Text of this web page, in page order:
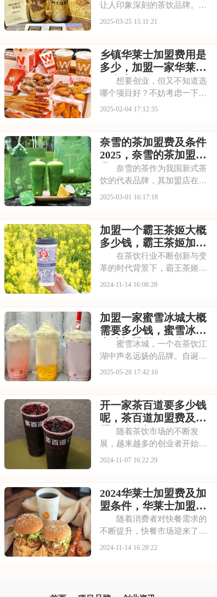
让人印象深刻的茶饮品牌。它
的产品不仅口感独特，而且文
于找不到合适的项目，那么霸
王茶姬的加盟机会不能错过。
本文将为你揭秘霸王茶
2025-03-25 15:11:21
乡镇华莱士加盟费用是
多少，加盟一家华莱士
要多少钱呢
想要创业，但又不知道选
哪个项目好？不妨考虑一下华
莱士加盟。华莱士，这个名字
鸡、饮料，价格实惠，味道也
不错，深受大家的喜爱。如果
你也想开一家快餐店，
2025-02-04 17:12:35
奈雪的茶加盟费及条件
2025，奈雪的茶加盟费
几万元左右
奈雪的茶作为我国新式茶
饮的代表品牌，其加盟店在我
国范围内迅速扩张，备受投资
前，了解其加盟费及条件是至
关重要的。本文将为您揭秘奈
雪的茶加盟的详细情
2025-03-01 16:17:18
加盟一个霸王茶姬大概
多少钱，霸王茶姬加盟
需要多少万元
在茶饮行业不断创新与变
革的时代背景下，霸王茶姬以
其独特的品牌定位和不断创新
牌的全面赋能，包括技术支
持、运营指导、市场推广等全
方位服务，助你轻松创
2024-11-14 16:08:28
加盟一家蜜雪冰城大概
需要多少钱，蜜雪冰城
申请加盟需要多少钱
蜜雪冰城，一个在茶饮江
湖中声名远扬的品牌。自诞生
以来，它以亲民的价格、丰富
站稳脚跟。无论是繁华都市的
街头巷尾，还是小镇的热闹集
市，都能看到蜜雪冰
2025-05-28 17:42:16
开一家茶百道要多少钱
呢，茶百道加盟费及加
盟条件分析
随着茶饮市场的不断发
展，越来越多的创业者开始关
注这个充满机遇的行业。茶百
得了消费者的广泛认可。加盟
茶百道，意味着你将与这个备
受市场欢迎的品牌共享
2024-11-07 16:22:29
2024华莱士加盟费及加
盟条件，华莱士加盟费
一共需要多少钱
随着消费者对快餐需求的
不断提升，快餐市场迎来了新
的发展机遇。华莱士，作为快
和无限的商机。加盟我们，让
2024-11-14 16:28:22